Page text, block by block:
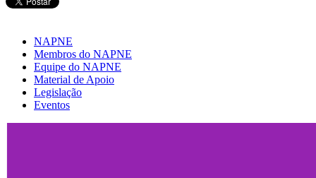
NAPNE
Membros do NAPNE
Equipe do NAPNE
Material de Apoio
Legislação
Eventos